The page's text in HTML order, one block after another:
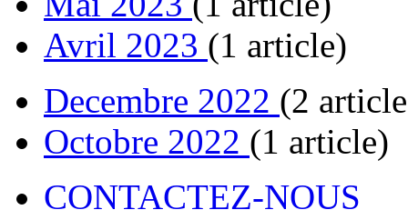
Avril 2023 (1 article)
Decembre 2022 (2
Octobre 2022 (1 article)
CONTACTEZ-NOUS